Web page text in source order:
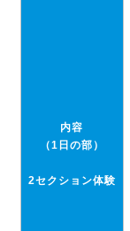
内容
（1日の部）
2セクション体験